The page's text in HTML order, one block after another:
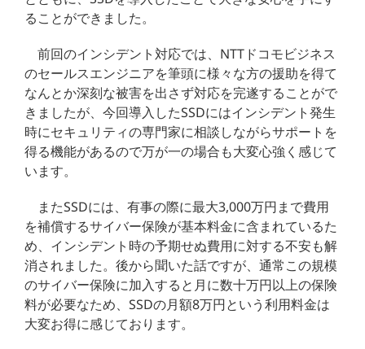
ることができました。
前回のインシデント対応では、NTTドコモビジネス
のセールスエンジニアを筆頭に様々な方の援助を得て
なんとか深刻な被害を出さず対応を完遂することがで
きましたが、今回導入したSSDにはインシデント発生
時にセキュリティの専門家に相談しながらサポートを
得る機能があるので万が一の場合も大変心強く感じて
います。
またSSDには、有事の際に最大3,000万円まで費用
を補償するサイバー保険が基本料金に含まれているた
め、インシデント時の予期せぬ費用に対する不安も解
消されました。後から聞いた話ですが、通常この規模
のサイバー保険に加入すると月に数十万円以上の保険
料が必要なため、SSDの月額8万円という利用料金は
大変お得に感じております。